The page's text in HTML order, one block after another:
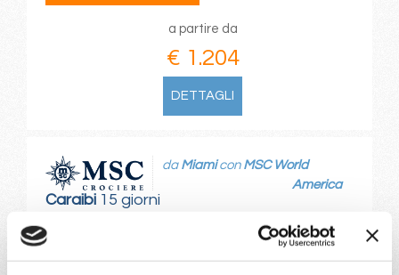
a partire da
€ 1.204
DETTAGLI
Caraibi15 giorni
da Miamicon MSC World
America
Miami, Puerto Plata, San Juan, Ocean Cay Msc Marine